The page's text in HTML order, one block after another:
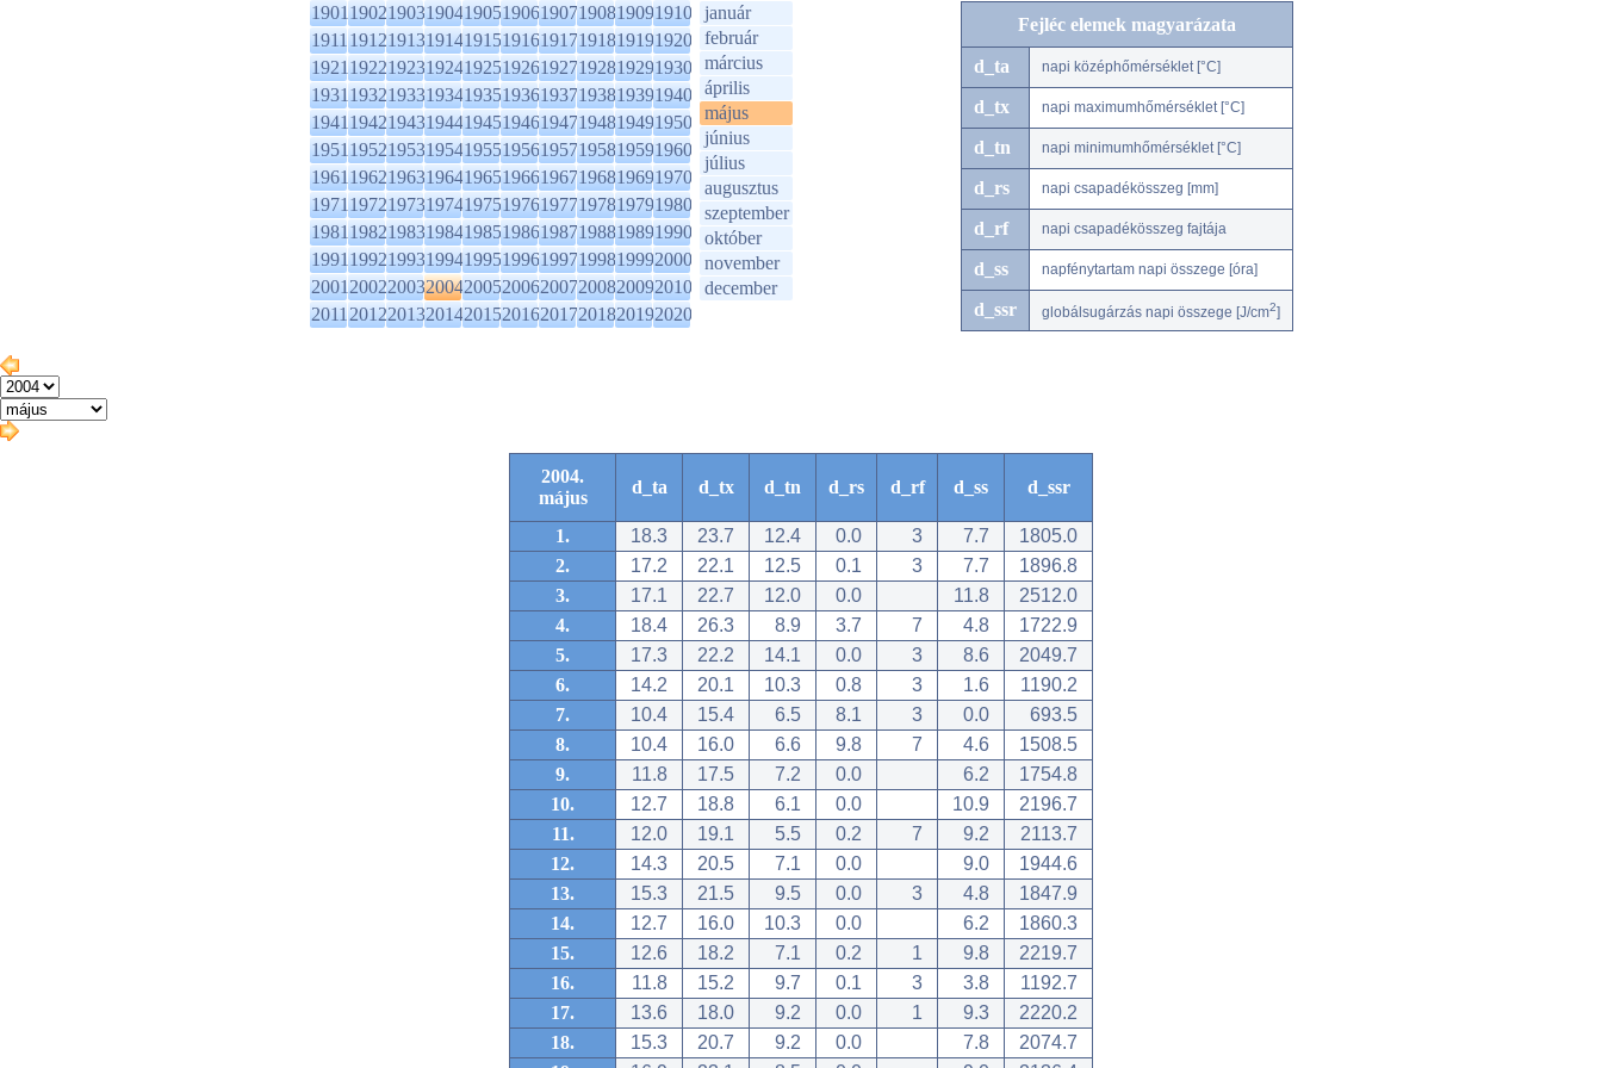
1901190219031904190519061907190819091910
1911191219131914191519161917191819191920
1921192219231924192519261927192819291930
1931193219331934193519361937193819391940
1941194219431944194519461947194819491950
1951195219531954195519561957195819591960
1961196219631964196519661967196819691970
1971197219731974197519761977197819791980
1981198219831984198519861987198819891990
1991199219931994199519961997199819992000
2001200220032004200520062007200820092010
2011201220132014201520162017201820192020
január
február
március
április
május
június
július
augusztus
szeptember
október
november
december
Fejléc elemek magyarázata
d_ta napi középhőmérséklet [°C]
d_tx napi maximumhőmérséklet [°C]
d_tn napi minimumhőmérséklet [°C]
d_rs napi csapadékösszeg [mm]
d_rf napi csapadékösszeg fajtája
d_ss napfénytartam napi összege [óra]
d_ssr globálsugárzás napi összege [J/cm2]
2004.
május
d_ta d_tx d_tn d_rs d_rf d_ss d_ssr
1. 18.3 23.7 12.4 0.0 3 7.7
1805.0
2.
17.2 22.1 12.5 0.1 3 7.7
1896.8
3.
17.1 22.7 12.0 0.0 11.8
2512.0
4.
18.4 26.3 8.9 3.7 7 4.8
1722.9
5.
17.3 22.2 14.1 0.0 3 8.6
2049.7
6.
14.2 20.1 10.3 0.8 3 1.6
1190.2
7.
10.4 15.4 6.5 8.1 3 0.0
693.5
8.
10.4 16.0 6.6 9.8 7 4.6
1508.5
9.
11.8 17.5 7.2 0.0 6.2
1754.8
10.
12.7 18.8 6.1 0.0 10.9
2196.7
11.
12.0 19.1 5.5 0.2 7 9.2
2113.7
12.
14.3 20.5 7.1 0.0 9.0
1944.6
13.
15.3 21.5 9.5 0.0 3 4.8
1847.9
14.
12.7 16.0 10.3 0.0 6.2
1860.3
15.
12.6 18.2 7.1 0.2 1 9.8
2219.7
16.
11.8 15.2 9.7 0.1 3 3.8
1192.7
17.
13.6 18.0 9.2 0.0 1 9.3
2220.2
18.
15.3 20.7 9.2 0.0 7.8
2074.7